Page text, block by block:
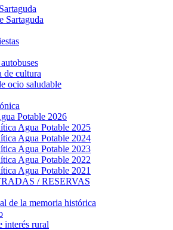
Sartaguda
de cultura
ocio saludable
Potable 2026
Agua Potable 2025
Agua Potable 2024
Agua Potable 2023
Agua Potable 2022
Agua Potable 2021
/ RESERVAS
de la memoria histórica
interés rural